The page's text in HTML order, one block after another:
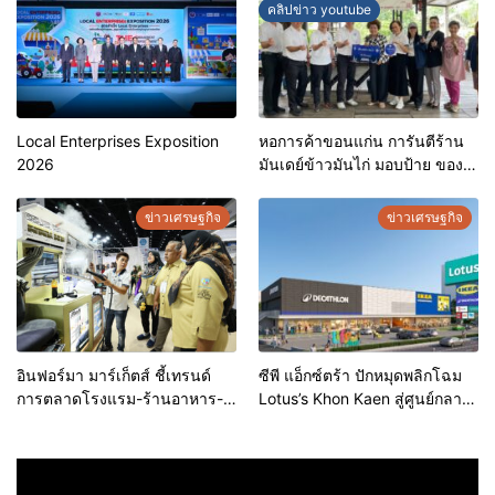
Local Enterprises Exposition
2026
คลิปข่าว youtube
หอการค้าขอนแก่น การันตีร้าน
มันเดย์ข้าวมันไก่ มอบป้าย ของดี
ประกอบการคุณภาพ ยกระดับ
มาตรฐาน สร้างความเชื่อมั่นให้ผู้
ข่าวเศรษฐกิจ
อินฟอร์มา มาร์เก็ตส์ ชี้เทรนด์
การตลาดโรงแรม-ร้านอาหาร-
ข่าวเศรษฐกิจ
ซีพี แอ็กซ์ตร้า ปักหมุดพลิกโฉม
Lotus’s Khon Kaen สู่ศูนย์กลาง